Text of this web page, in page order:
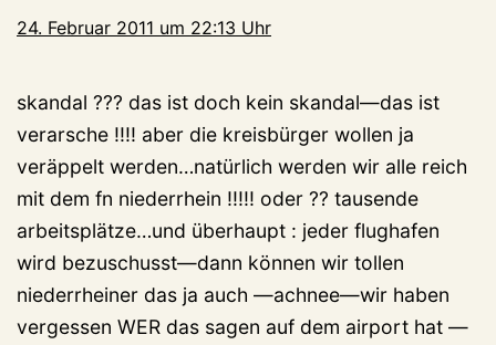
24. Februar 2011 um 22:13 Uhr
skandal ??? das ist doch kein skandal—das ist
verarsche !!!! aber die kreisbürger wollen ja
veräppelt werden…natürlich werden wir alle reich
mit dem fn niederrhein !!!!! oder ?? tausende
arbeitsplätze…und überhaupt : jeder flughafen
wird bezuschusst—dann können wir tollen
niederrheiner das ja auch —achnee—wir haben
vergessen WER das sagen auf dem airport hat —